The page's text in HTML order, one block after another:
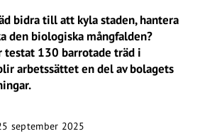
bidra till att kyla staden, hantera
den biologiska mångfalden?
testat 130 barrotade träd i
arbetssättet en del av bolagets
september 2025